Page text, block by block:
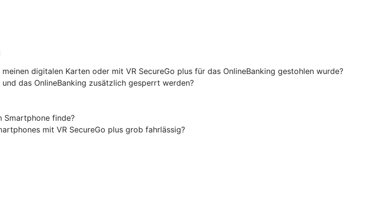
digitalen Karten oder mit VR SecureGo plus für das OnlineBanking gestohlen wurde?
das OnlineBanking zusätzlich gesperrt werden?
Smartphone finde?
mit VR SecureGo plus grob fahrlässig?